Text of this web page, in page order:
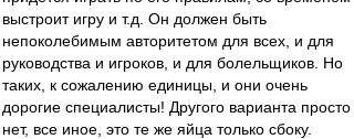
выстроит игру и т.д. Он должен быть
непоколебимым авторитетом для всех, и для
руководства и игроков, и для болельщиков. Но
таких, к сожалению единицы, и они очень
дорогие специалисты! Другого варианта просто
нет, все иное, это те же яйца только сбоку.